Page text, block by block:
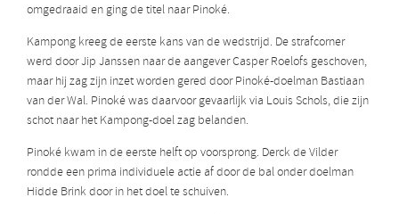
omgedraaid en ging de titel naar Pinoké.
Kampong kreeg de eerste kans van de wedstrijd. De strafcorner
werd door Jip Janssen naar de aangever Casper Roelofs geschoven,
maar hij zag zijn inzet worden gered door Pinoké-doelman Bastiaan
van der Wal. Pinoké was daarvoor gevaarlijk via Louis Schols, die zijn
schot naar het Kampong-doel zag belanden.
Pinoké kwam in de eerste helft op voorsprong. Derck de Vilder
rondde een prima individuele actie af door de bal onder doelman
Hidde Brink door in het doel te schuiven.